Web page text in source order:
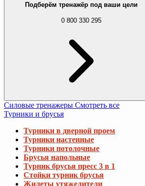
Подберём тренажёр под ваши цели
0 800 330 295
Силовые тренажеры Смотреть все
Турники и брусья
Турники в дверной проем
Турники настенные
Турники потолочные
Брусья напольные
Турник брусья пресс 3 в 1
Стойки турник брусья
Жилеты утяжелители